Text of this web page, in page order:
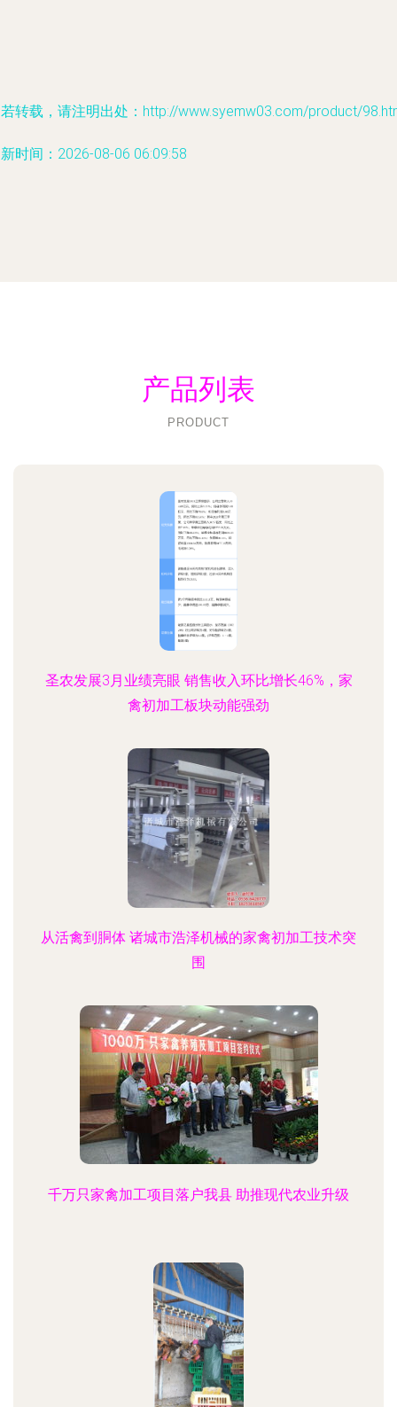
转载，请注明出处：http://www.syemw03.com/product/
时间：2026-08-06 06:09:58
产品列表
PRODUCT
圣农发展3月业绩亮眼 销售收入环比增长46%，家
禽初加工板块动能强劲
从活禽到胴体 诸城市浩泽机械的家禽初加工技术突
围
千万只家禽加工项目落户我县 助推现代农业升级